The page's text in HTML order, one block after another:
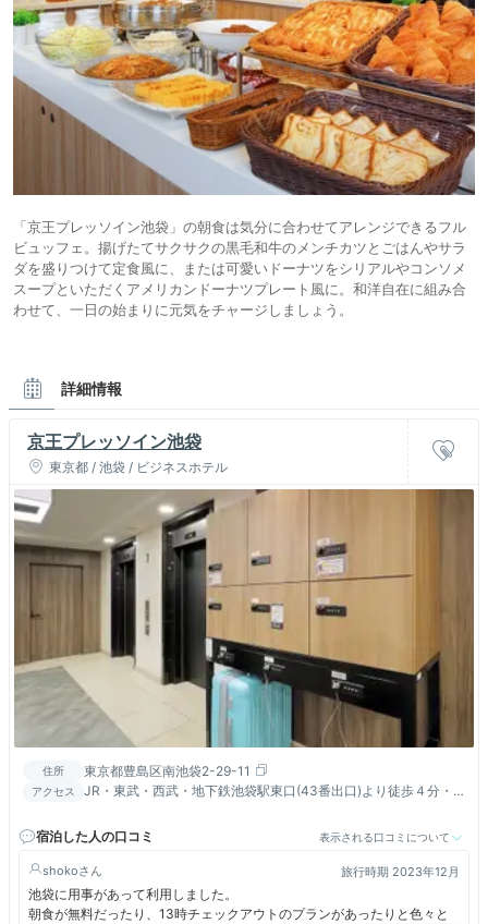
「京王プレッソイン池袋」の朝食は気分に合わせてアレンジできるフル
ビュッフェ。揚げたてサクサクの黒毛和牛のメンチカツとごはんやサラ
ダを盛りつけて定食風に、または可愛いドーナツをシリアルやコンソメ
スープといただくアメリカンドーナツプレート風に。和洋自在に組み合
わせて、一日の始まりに元気をチャージしましょう。
詳細情報
京王プレッソイン池袋
東京都 / 池袋 / ビジネスホテル
住所 東京都豊島区南池袋2-29-11
アクセス
JR・東武・西武・地下鉄池袋駅東口(43番出口)より徒歩４分・
宿泊した人の口コミ
表示される口コミについて
shoko 旅行時期 2023年12月
池袋に用事があって利用しました。
朝食が無料だったり、13時チェックアウトのプランがあったりと色々と